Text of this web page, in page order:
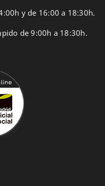
y de 16:00 a 18:30h.
de 9:00h a 18:30h.